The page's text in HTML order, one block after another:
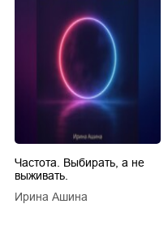
Частота. Выбирать, а не
выживать.
Ирина Ашина